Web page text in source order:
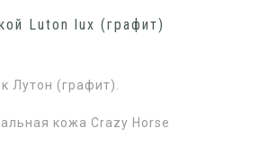
Luton lux (графит)
Лутон (графит).
кожа Crazy Horse